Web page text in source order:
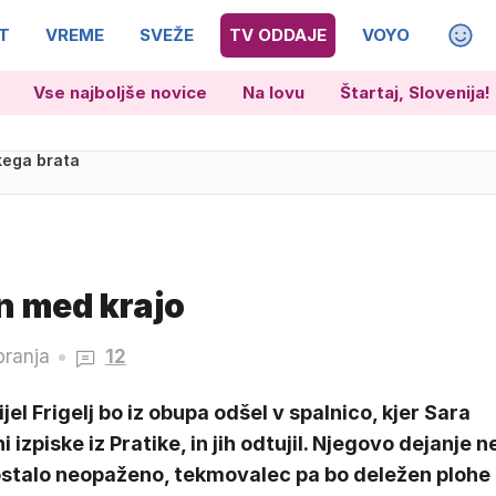
VREME SVEŽE TV ODDAJE VOYO
Vse najboljše novice Na lovu Štartaj, Slovenija!
brata
med krajo
12
Frigelj bo iz obupa odšel v spalnico, kjer Sara
izpiske iz Pratike, in jih odtujil. Njegovo dejanje
neopaženo, tekmovalec pa bo deležen plohe